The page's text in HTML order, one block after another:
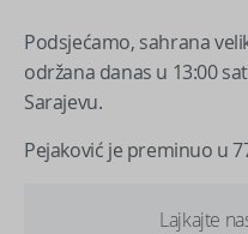
Podsjećamo, sahrana
održana danas u 13:00
Sarajevu.
Pejaković je preminuo u
Lajkajte